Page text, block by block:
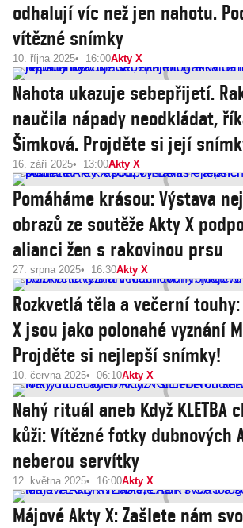
odhalují víc než jen nahotu.
vítězné snímky
10. října 2025 16:00Akty X
Nahota ukazuje sebepřijetí.
naučila nápady neodkládat,
Šimková. Projděte si její
16. září 2025 13:00Akty X
Pomáháme krásou: Výstava
obrazů ze soutěže Akty X
alianci žen s rakovinou prsu
27. srpna 2025 16:30Akty X
Rozkvetlá těla a večerní
X jsou jako polonahé vyznání
Projděte si nejlepší snímky!
10. června 2025 06:10Akty X
Nahý rituál aneb Když KLETBA
kůži: Vítězné fotky dubnových
neberou servítky
12. května 2025 16:00Akty X
Májové Akty X: Zašlete nám